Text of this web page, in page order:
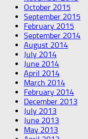
October 2015
September 2015
February 2015
September 2014
August 2014
July 2014
June 2014
April 2014
March 2014
February 2014
December 2013
July 2013
June 2013
May 2013